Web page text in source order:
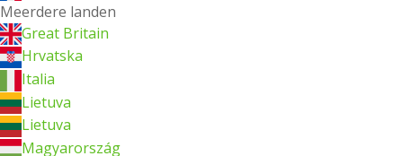
Meerdere landen
Great Britain
Hrvatska
Italia
Lietuva
Lietuva
Magyarország